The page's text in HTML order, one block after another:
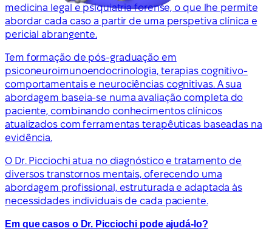
medicina legal e psiquiatria forense, o que lhe permite
abordar cada caso a partir de uma perspetiva clínica e
pericial abrangente.
Tem formação de pós-graduação em
psiconeuroimunoendocrinologia, terapias cognitivo-
comportamentais e neurociências cognitivas. A sua
abordagem baseia-se numa avaliação completa do
paciente, combinando conhecimentos clínicos
atualizados com ferramentas terapêuticas baseadas na
evidência.
O Dr. Picciochi atua no diagnóstico e tratamento de
diversos transtornos mentais, oferecendo uma
abordagem profissional, estruturada e adaptada às
necessidades individuais de cada paciente.
Em que casos o Dr. Picciochi pode ajudá-lo?